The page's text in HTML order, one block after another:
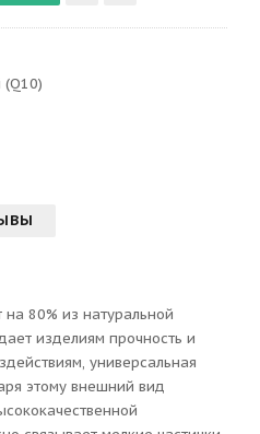
на 80% из натуральной
изделиям прочность и
универсальная
этому внешний вид